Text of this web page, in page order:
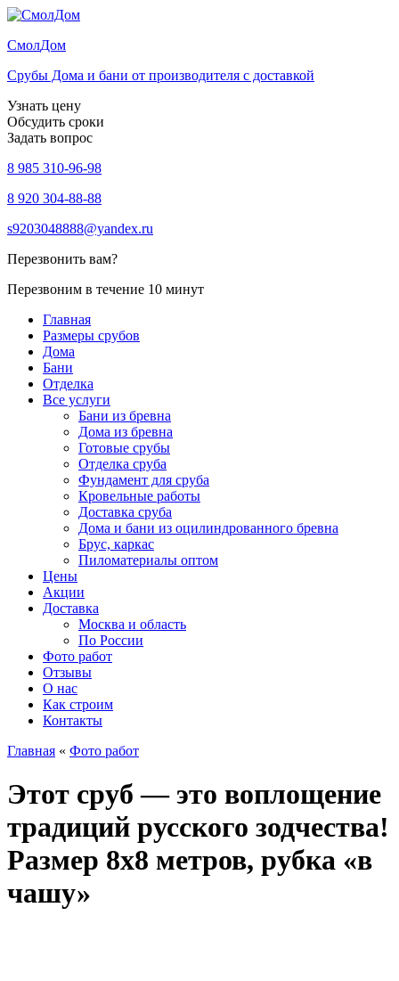
СмолДом
Срубы Дома и бани от производителя с доставкой
Узнать цену
Обсудить сроки
Задать вопрос
8 985 310-96-98
8 920 304-88-88
s9203048888@yandex.ru
Перезвонить вам?
Перезвоним в течение 10 минут
Главная
Размеры срубов
Дома
Бани
Отделка
Все услуги
Бани из бревна
Дома из бревна
Готовые срубы
Отделка сруба
Фундамент для сруба
Кровельные работы
Доставка сруба
Дома и бани из оцилиндрованного бревна
Брус, каркас
Пиломатериалы оптом
Цены
Акции
Доставка
Москва и область
По России
Фото работ
Отзывы
О нас
Как строим
Контакты
Главная « Фото работ
Этот сруб — это воплощение
традиций русского зодчества!
Размер 8х8 метров, рубка «в
чашу»